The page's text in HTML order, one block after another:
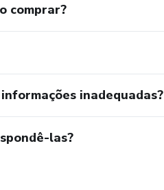
comprar?
inadequadas?
las?